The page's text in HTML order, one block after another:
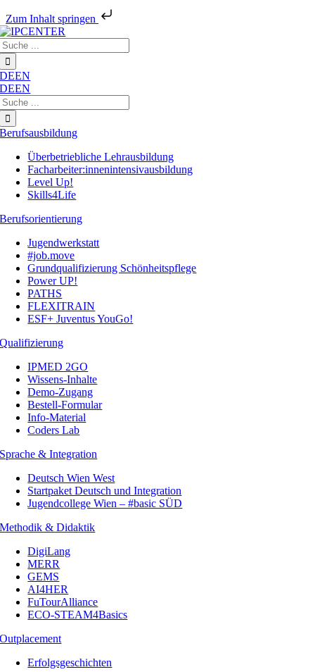
Zum Inhalt springen
Zum
Inhalt
springen
DEEN
DEEN
Berufsausbildung
Überbetriebliche Lehrausbildung
Facharbeiter:innenintensivausbildung
Level Up!
Skills4Life
Berufsorientierung
Jugendwerkstatt
#job.move
Grundqualifizierung Schönheitspflege
Power UP!
PATHS
FLEXITRAIN
ESF+ Juventus YouGo!
Qualifizierung
IPMED 2GO
Wissens-Inhalte
Demo-Zugang
Bestell-Formular
Info-Material
Coders Lab
Sprache & Integration
Deutsch Wien West
Startpaket Deutsch und Integration
Jugendcollege Wien – #basic SÜD
Methodik & Didaktik
DigiLang
MERR
GEMS
AI4HER
FuTourAlliance
ECO-STEAM4Basics
Outplacement
Erfolgsgeschichten